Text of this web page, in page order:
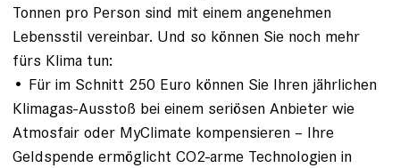
Tonnen pro Person sind mit einem angenehmen
Lebensstil vereinbar. Und so können Sie noch mehr
fürs Klima tun:
• Für im Schnitt 250 Euro können Sie Ihren jährlichen
Klimagas-Ausstoß bei einem seriösen Anbieter wie
Atmosfair oder MyClimate kompensieren – Ihre
Geldspende ermöglicht CO2-arme Technologien in